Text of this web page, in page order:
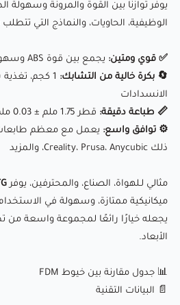
📊 جدول مقارنة بين خيوط FDM
📄 البيانات التقنية
يوفر توازنًا بين القوة والمرونة وسهولة
الوظيفية، الحاويات، والنماذج التي
✅ قوي ومتين: يجمع بين قوة ABS وسهولة طباعة PLA
🔄 بكرة خالية من التشابك:
1 كجم،
الانسدادات
📏 طباعة دقيقة: قطر 1.75 ملم ± 0.03 ملم لطباعة مستقرة وموثوقة
⚙ توافق واسع:
ذلك Creality، Prusa، Anycubic، والمزيد
مثالي لـلهواة، الصناع، والمحترفين، يوفر
ميكانيكية ممتازة، وسهولة في
يجعله خيارًا رائعًا لمجموعة واسعة من
الأبعاد.
📊 جدول مقارنة بين خيوط FDM
📄 البيانات التقنية